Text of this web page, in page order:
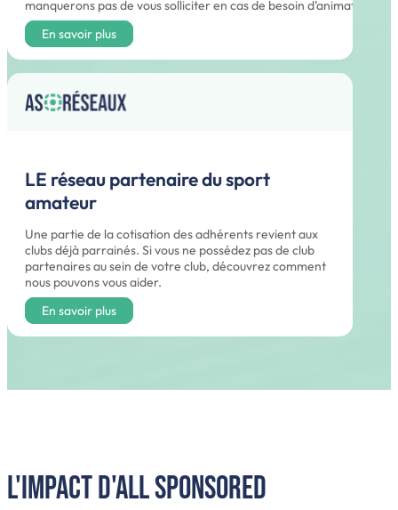
manquerons pas de vous solliciter en cas de besoin d’animateurs.
En savoir plus
LE réseau partenaire du sport
amateur
Une partie de la cotisation des adhérents revient aux
clubs déjà parrainés. Si vous ne possédez pas de club
partenaires au sein de votre club, découvrez comment
nous pouvons vous aider.
En savoir plus
L'impact d'All Sponsored